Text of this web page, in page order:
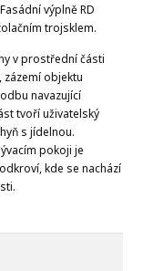
výplně RD
trojsklem.
v prostřední části
zázemí objektu
navazující
tvoří uživatelský
s jídelnou.
pokoji je
kde se nachází